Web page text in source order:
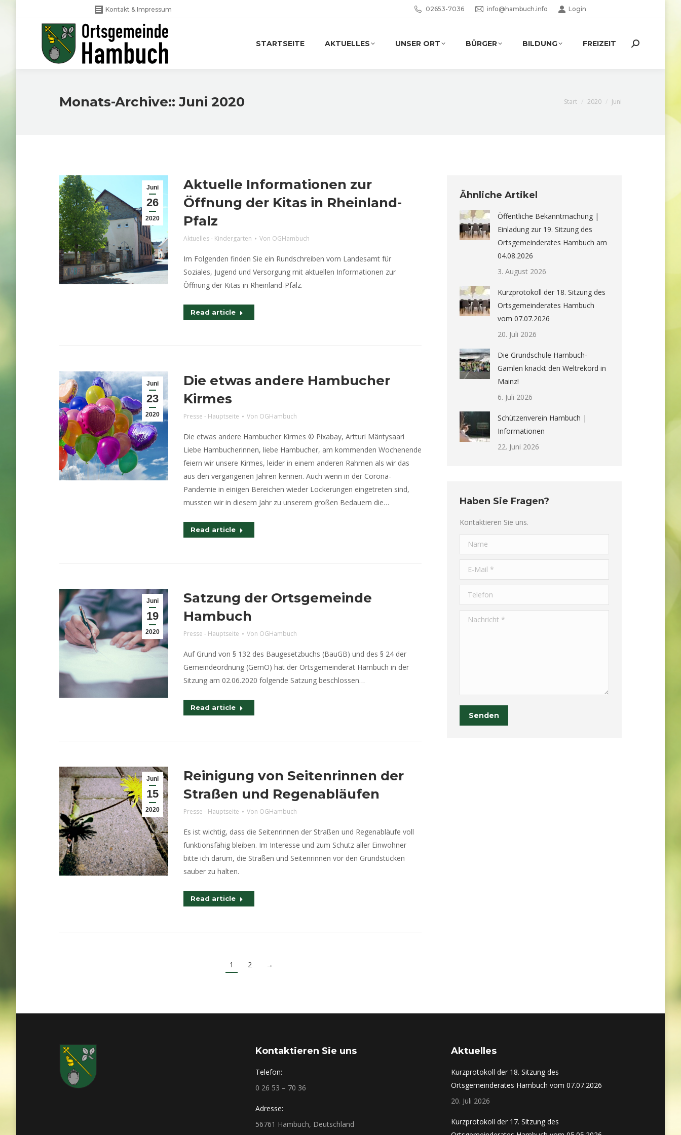
Kontakt & Impressum 02653-7036 info@hambuch.info Login
STARTSEITE AKTUELLES UNSER ORT BÜRGER BILDUNG FREIZEIT Search:
Monats-Archive::Juni 2020 Sie befinden sich hier:
Start 2020 Juni
Juni
26
2020
Aktuelle Informationen zur
Öffnung der Kitas in Rheinland-
Pfalz
Aktuelles - Kindergarten Von OGHambuch
Im Folgenden finden Sie ein Rundschreiben vom Landesamt für
Soziales, Jugend und Versorgung mit aktuellen Informationen zur
Öffnung der Kitas in Rheinland-Pfalz.
Read article
Juni
23
2020
Die etwas andere Hambucher
Kirmes
Presse - Hauptseite Von OGHambuch
Die etwas andere Hambucher Kirmes © Pixabay, Artturi Mäntysaari
Liebe Hambucherinnen, liebe Hambucher, am kommenden Wochenende
feiern wir unsere Kirmes, leider in einem anderen Rahmen als wir das
aus den vergangenen Jahren kennen. Auch wenn in der Corona-
Pandemie in einigen Bereichen wieder Lockerungen eingetreten sind,
mussten wir in diesem Jahr zu unserem großen Bedauern die…
Read article
Juni
19
2020
Satzung der Ortsgemeinde
Hambuch
Presse - Hauptseite Von OGHambuch
Auf Grund von § 132 des Baugesetzbuchs (BauGB) und des § 24 der
Gemeindeordnung (GemO) hat der Ortsgemeinderat Hambuch in der
Sitzung am 02.06.2020 folgende Satzung beschlossen…
Read article
Juni
15
2020
Reinigung von Seitenrinnen der
Straßen und Regenabläufen
Presse - Hauptseite Von OGHambuch
Es ist wichtig, dass die Seitenrinnen der Straßen und Regenabläufe voll
funktionsfähig bleiben. Im Interesse und zum Schutz aller Einwohner
bitte ich darum, die Straßen und Seitenrinnen vor den Grundstücken
sauber zu halten.
Read article
1 2 →
Ähnliche Artikel
Öffentliche Bekanntmachung |
Einladung zur 19. Sitzung des
Ortsgemeinderates Hambuch am
04.08.2026
3. August 2026
Kurzprotokoll der 18. Sitzung des
Ortsgemeinderates Hambuch
vom 07.07.2026
20. Juli 2026
Die Grundschule Hambuch-
Gamlen knackt den Weltrekord in
Mainz!
6. Juli 2026
Schützenverein Hambuch |
Informationen
22. Juni 2026
Haben Sie Fragen?
Kontaktieren Sie uns.
Name
E-Mail *
Telefon
Nachricht *
Senden
Kontaktieren Sie uns
Telefon:
0 26 53 – 70 36
Adresse:
56761 Hambuch, Deutschland
Aktuelles
Kurzprotokoll der 18. Sitzung des
Ortsgemeinderates Hambuch vom 07.07.2026
20. Juli 2026
Kurzprotokoll der 17. Sitzung des